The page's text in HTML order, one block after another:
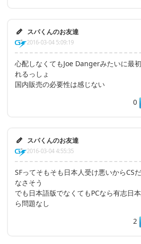
スパくんのお友達
2016-03-04 5:09:19
心配しなくてもJoe Dangerみたいに最
れるっしょ
国内販売の必要性は感じない
0
スパくんのお友達
2016-03-04 4:55:35
SFってそもそも日本人受け悪いからCS
なさそう
でも日本語版でなくてもPCなら有志日
ら問題なし
2